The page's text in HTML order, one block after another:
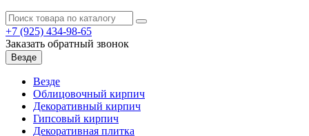
+7 (925) 434-98-65
Заказать обратный звонок
Везде
Везде
Облицовочный кирпич
Декоративный кирпич
Гипсовый кирпич
Декоративная плитка